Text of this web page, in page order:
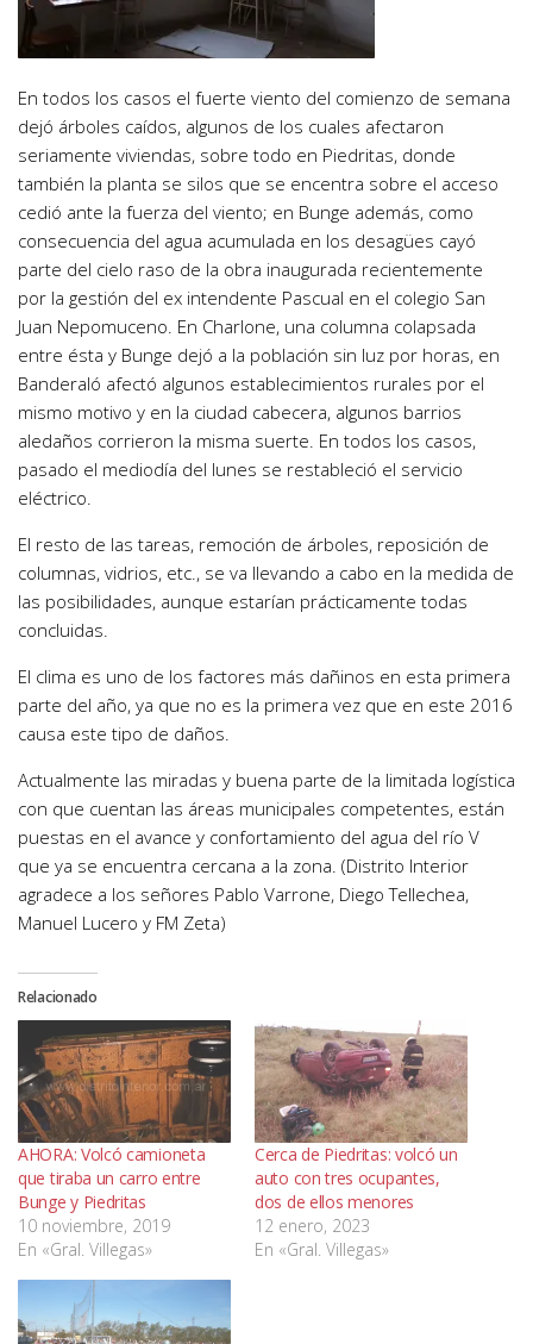
En todos los casos el fuerte viento del comienzo de semana
dejó árboles caídos, algunos de los cuales afectaron
seriamente viviendas, sobre todo en Piedritas, donde
también la planta se silos que se encentra sobre el acceso
cedió ante la fuerza del viento; en Bunge además, como
consecuencia del agua acumulada en los desagües cayó
parte del cielo raso de la obra inaugurada recientemente
por la gestión del ex intendente Pascual en el colegio San
Juan Nepomuceno. En Charlone, una columna colapsada
entre ésta y Bunge dejó a la población sin luz por horas, en
Banderaló afectó algunos establecimientos rurales por el
mismo motivo y en la ciudad cabecera, algunos barrios
aledaños corrieron la misma suerte. En todos los casos,
pasado el mediodía del lunes se restableció el servicio
eléctrico.
El resto de las tareas, remoción de árboles, reposición de
columnas, vidrios, etc., se va llevando a cabo en la medida de
las posibilidades, aunque estarían prácticamente todas
concluidas.
El clima es uno de los factores más dañinos en esta primera
parte del año, ya que no es la primera vez que en este 2016
causa este tipo de daños.
Actualmente las miradas y buena parte de la limitada logística
con que cuentan las áreas municipales competentes, están
puestas en el avance y confortamiento del agua del río V
que ya se encuentra cercana a la zona. (Distrito Interior
agradece a los señores Pablo Varrone, Diego Tellechea,
Manuel Lucero y FM Zeta)
Relacionado
AHORA: Volcó camioneta
que tiraba un carro entre
Bunge y Piedritas
10 noviembre, 2019
En «Gral. Villegas»
Cerca de Piedritas: volcó un
auto con tres ocupantes,
dos de ellos menores
12 enero, 2023
En «Gral. Villegas»